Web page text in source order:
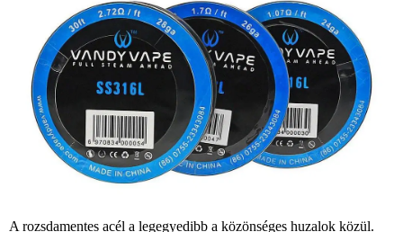
A rozsdamentes acél a legegyedibb a közönséges huzalok közül.